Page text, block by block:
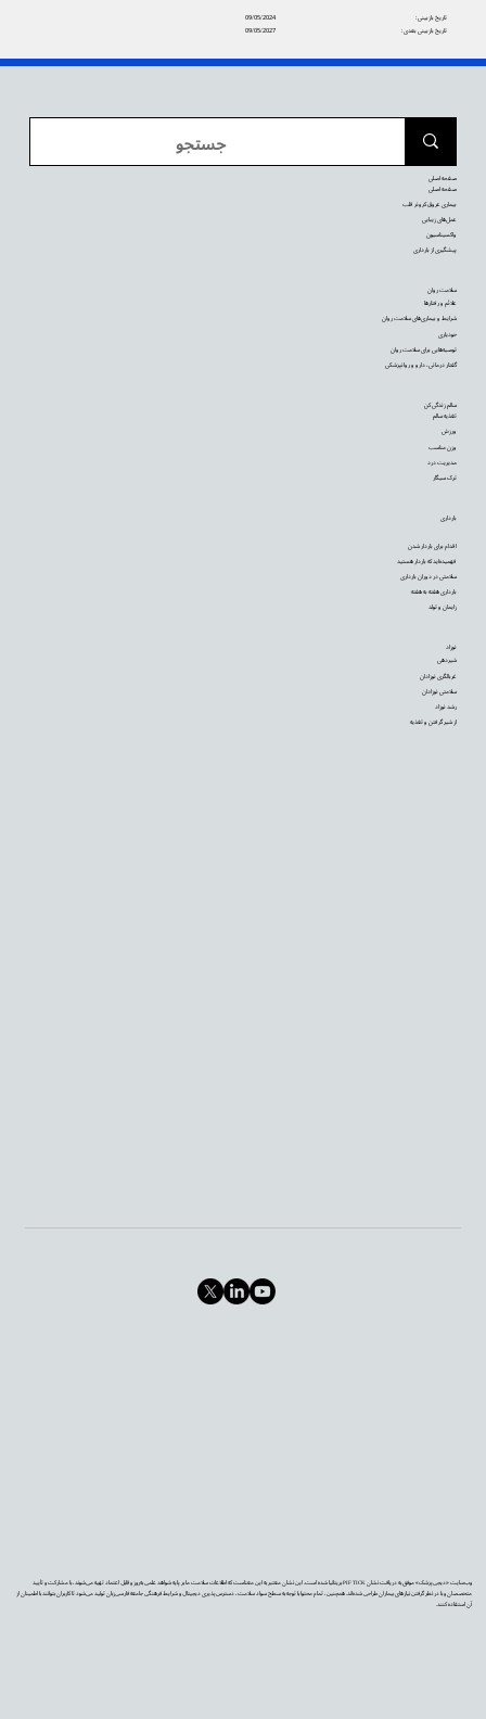
09/05/2024
تاریخ بازبینی:
09/05/2027
تاریخ بازبینی بعدی:
وب‌سایت «دیجی‌پزشک» موفق به دریافت نشان PIF TICK بریتانیا شده است. این نشان معتبر به این معناست که اطلاعات سلامت ما بر پایه شواهد علمی به‌روز و قابل اعتماد تهیه می‌شوند، با مشارکت و تأیید
متخصصان و با در نظر گرفتن نیازهای بیماران طراحی شده‌اند. همچنین، تمام محتوا با توجه به سطح سواد سلامت، دسترس‌پذیری دیجیتال و شرایط فرهنگی جامعه فارسی‌زبان تولید می‌شود تا کاربران بتوانند با اطمینان از
آن استفاده کنند.
نوزاد
شیردهی
غربالگری نوزادان
سلامتی نوزادان
رشد نوزاد
از شیر گرفتن و تغذیه
بارداری
اقدام برای باردار شدن
فهمیده‌اید که باردار هستید
سلامتی در دوران بارداری
بارداری هفته به هفته
زایمان و تولد
سالم زندگی کن
تغذیه سالم
ورزش
وزن مناسب
مدیریت درد
ترک سیگار
سلامت روان
علائم و رفتارها
شرایط و بیماری‌های سلامت روان
خودیاری
توصیه‌‌هایی برای سلامت روان
گفتار درمانی، دارو و روانپزشکی
صفحه اصلی
صفحه اصلی
بیماری عروق کرونر قلب
عمل‌های زیبایی
واکسیناسیون
پیشگیری از بارداری